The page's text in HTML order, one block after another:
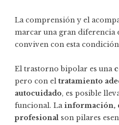
La comprensión y el
marcar una gran diferencia
conviven con esta
El trastorno bipolar es una
pero con el tratamiento
autocuidado, es posible
funcional. Lainformación,
profesional son pilares